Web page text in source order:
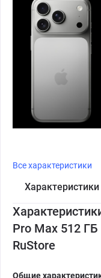
Все характеристики
Характеристики
Pro Max 512
RuStore
Общие